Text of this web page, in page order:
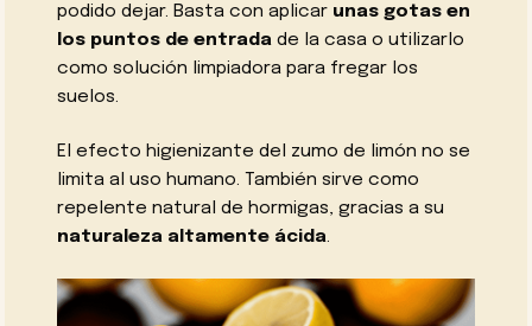
podido dejar. Basta con aplicar unas gotas en
los puntos de entrada de la casa o utilizarlo
como solución limpiadora para fregar los
suelos.
El efecto higienizante del zumo de limón no se
limita al uso humano. También sirve como
repelente natural de hormigas, gracias a su
naturaleza altamente ácida.